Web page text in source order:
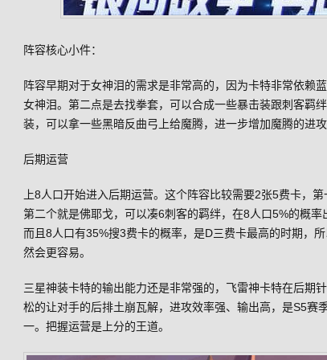
阵容核心小件：
阵容早期对于女神泪的需求是非常高的，因为卡特非常依赖
女神泪。第二点是去找拳套，可以合成一些暴击装跟刺客羁
装，可以拿一些黑暗反曲弓上给魔腾，进一步增加魔腾的进攻
后期运营
上8人口开始进入后期运营。这个阵容比较需要2张5费卡，
第二个就是佛耶戈，可以凑6刺客的羁绊，在8人口5%的概率
而且8人口有35%搜3费卡的概率，是D三费卡最高的时期，
然会更容易。
三星神装卡特的输出能力还是非常强的，飞雷神卡特在后期
松的让对手的后排土崩瓦解，进攻效率强、输出高，是S5赛
一。把握运营是上分的王道。